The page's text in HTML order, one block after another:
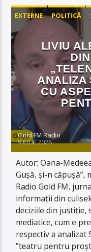
EXTERNE POLITICĂ
LIVIU
ANALIZA
CU
Gold FM Radio
9 IULIE 2026
Autor: Oana-
Gușă, și-n căpușă”,
Radio Gold FM,
informații din
deciziile din justiție,
mediatice, cum e
respectiv a analizat
”teatru pentru